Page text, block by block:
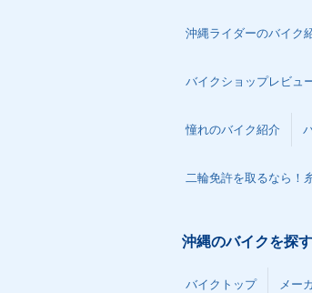
沖縄ライダーのバイク
バイクショップレビュ
憧れのバイク紹介
二輪免許を取るなら！
沖縄のバイクを探す
バイクトップ メー